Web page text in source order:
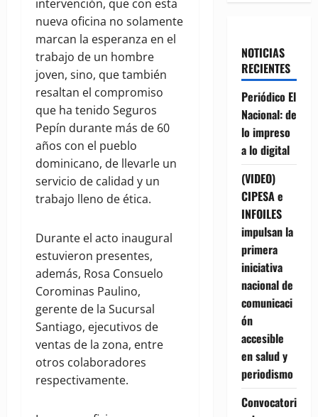
intervención, que con esta
nueva oficina no solamente
marcan la esperanza en el
trabajo de un hombre
joven, sino, que también
resaltan el compromiso
que ha tenido Seguros
Pepín durante más de 60
años con el pueblo
dominicano, de llevarle un
servicio de calidad y un
trabajo lleno de ética.
Durante el acto inaugural
estuvieron presentes,
además, Rosa Consuelo
Corominas Paulino,
gerente de la Sucursal
Santiago, ejecutivos de
ventas de la zona, entre
otros colaboradores
respectivamente.
NOTICIAS
RECIENTES
Periódico El
Nacional: de
lo impreso
a lo digital
(VIDEO)
CIPESA e
INFOILES
impulsan la
primera
iniciativa
nacional de
comunicaci
ón
accesible
en salud y
periodismo
Convocatori